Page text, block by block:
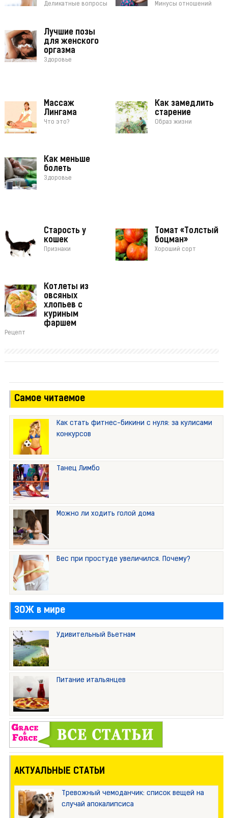
Деликатные вопросы Минусы отношений
Лучшие позы
для женского
оргазма
Здоровье
Массаж
Лингама
Что это?
Как замедлить
старение
Образ жизни
Как меньше
болеть
Здоровье
Старость у
кошек
Признаки
Томат «Толстый
боцман»
Хороший сорт
Котлеты из
овсяных
хлопьев с
куриным
фаршем
Рецепт
Самое читаемое
Как стать фитнес-бикини с нуля: за кулисами
конкурсов
Танец Лимбо
Можно ли ходить голой дома
Вес при простуде увеличился. Почему?
ЗОЖ в мире
Удивительный Вьетнам
Питание итальянцев
АКТУАЛЬНЫЕ СТАТЬИ
Тревожный чемоданчик: список вещей на
случай апокалипсиса